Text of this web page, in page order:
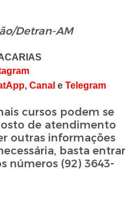
Detran-AM
,Canal eTelegram
cursos podem se
de atendimento
outras informações
basta entrar
números (92) 3643-